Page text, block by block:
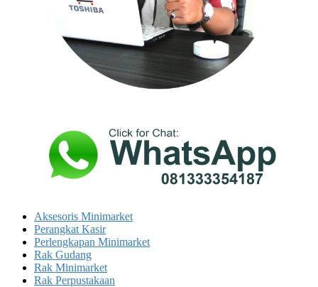
Aksesoris Minimarket
Perangkat Kasir
Perlengkapan Minimarket
Rak Gudang
Rak Minimarket
Rak Perpustakaan